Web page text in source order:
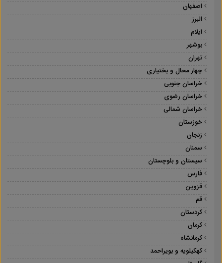
اصفهان
البرز
ایلام
بوشهر
تهران
چهار محال و بختیاری
خراسان جنوبی
خراسان رضوی
خراسان شمالی
خوزستان
زنجان
سمنان
سیستان و بلوچستان
فارس
قزوین
قم
کردستان
کرمان
کرمانشاه
کهکیلویه و بویراحمد